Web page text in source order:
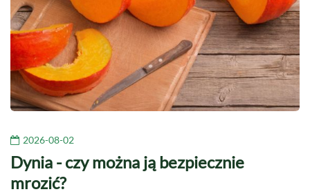
2026-08-02
Dynia - czy można ją bezpiecznie
mrozić?